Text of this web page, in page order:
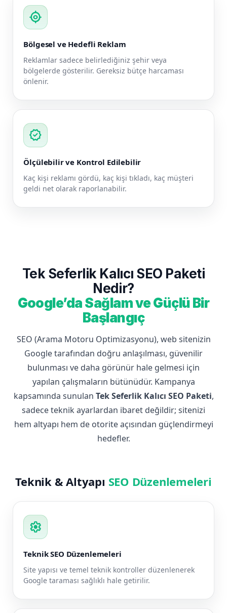
my_location
Bölgesel ve Hedefli Reklam
Reklamlar sadece belirlediğiniz şehir veya
bölgelerde gösterilir. Gereksiz bütçe harcaması
önlenir.
verified
Ölçülebilir ve Kontrol Edilebilir
Kaç kişi reklamı gördü, kaç kişi tıkladı, kaç müşteri
geldi net olarak raporlanabilir.
Tek Seferlik Kalıcı SEO Paketi
Nedir?
Google’da Sağlam ve Güçlü Bir
Başlangıç
SEO (Arama Motoru Optimizasyonu), web sitenizin
Google tarafından doğru anlaşılması, güvenilir
bulunması ve daha görünür hale gelmesi için
yapılan çalışmaların bütünüdür. Kampanya
kapsamında sunulan Tek Seferlik Kalıcı SEO Paketi,
sadece teknik ayarlardan ibaret değildir; sitenizi
hem altyapı hem de otorite açısından güçlendirmeyi
hedefler.
Teknik & Altyapı SEO Düzenlemeleri
settings
Teknik SEO Düzenlemeleri
Site yapısı ve temel teknik kontroller düzenlenerek
Google taraması sağlıklı hale getirilir.